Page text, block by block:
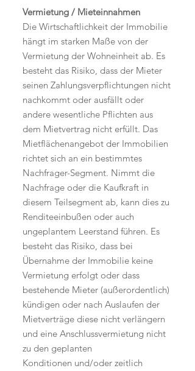
Vermietung / Mieteinnahmen
Die Wirtschaftlichkeit der Immobilie
hängt im starken Maße von der
Vermietung der Wohneinheit ab. Es
besteht das Risiko, dass der Mieter
seinen Zahlungsverpflichtungen nicht
nachkommt oder ausfällt oder
andere wesentliche Pflichten aus
dem Mietvertrag nicht erfüllt. Das
Mietflächenangebot der Immobilien
richtet sich an ein bestimmtes
Nachfrager-Segment. Nimmt die
Nachfrage oder die Kaufkraft in
diesem Teilsegment ab, kann dies zu
Renditeeinbußen oder auch
ungeplantem Leerstand führen. Es
besteht das Risiko, dass bei
Übernahme der Immobilie keine
Vermietung erfolgt oder dass
bestehende Mieter (außerordentlich)
kündigen oder nach Auslaufen der
Mietverträge diese nicht verlängern
und eine Anschlussvermietung nicht
zu den geplanten
Konditionen und/oder zeitlich